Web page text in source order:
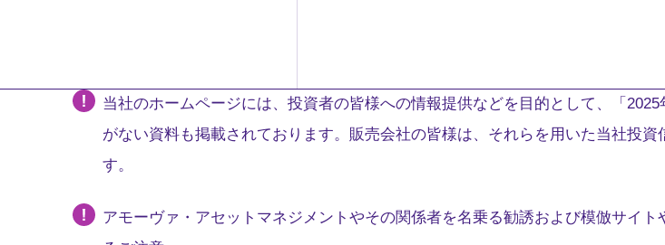
当社のホームページには、投資者の皆様への情報提供などを目的として、「
がない資料も掲載されております。販売会社の皆様は、それらを用いた当社投
す。
アモーヴァ・アセットマネジメントやその関係者を名乗る勧誘および模倣サイ